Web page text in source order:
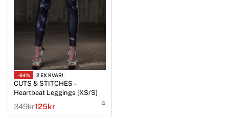
-64% 2 EX KVAR!
CUTS & STITCHES –
Heartbeat Leggings [XS/S]
349kr125kr